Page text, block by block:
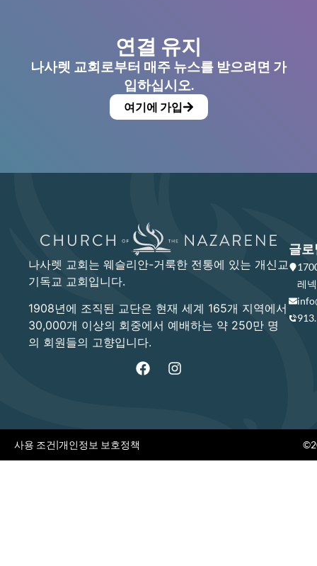
연결 유지
나사렛 교회로부터 매주 뉴스를 받으려면 가
입하십시오.
여기에 가입
나사렛 교회는 웨슬리안-거룩한 전통에 있는 개신교
기독교 교회입니다.
1908년에 조직된 교단은 현재 세계 165개 지역에서
30,000개 이상의 회중에서 예배하는 약 250만 명
의 회원들의 고향입니다.
글로
레
사용 조건|개인정보 보호정책